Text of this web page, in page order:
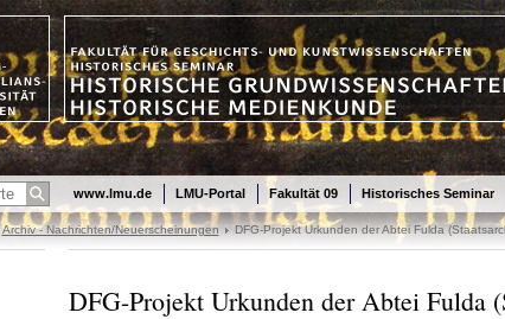
www.lmu.de LMU-Portal Fakultät 09 Historisches Seminar
Archiv - Nachrichten/Neuerscheinungen DFG-Projekt Urkunden der Abtei Fulda
DFG-Projekt Urkunden der Abtei Fulda